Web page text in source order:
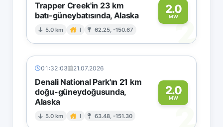
Trapper Creek'in 23 km
batı-güneybatısında, Alaska
5.0 km I 62.25, -150.67
2.0
MW
2
01:32:03 21.07.2026
Denali National Park'ın 21 km
doğu-güneydoğusunda,
Alaska
5.0 km I 63.48, -151.30
2.0
MW